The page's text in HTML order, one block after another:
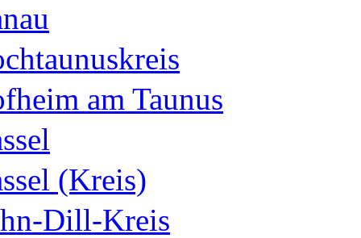
am Taunus
(Kreis)
Dill-Kreis